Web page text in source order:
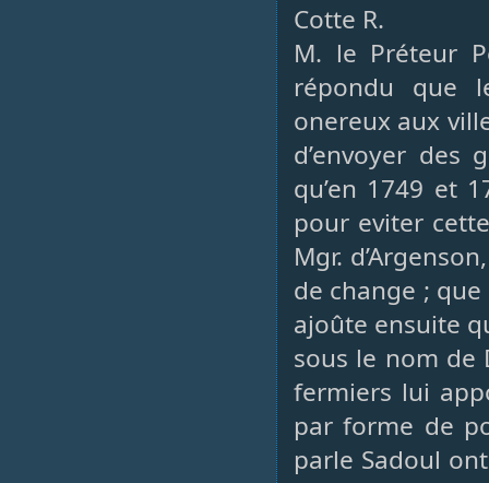
Cotte R.
M. le Préteur
répondu que
onereux aux
d’envoyer des
qu’en 1749 et
pour eviter
Mgr.
de change ;
ajoûte ensuite
sous le nom de
fermiers lui
par forme de
parle Sadoul